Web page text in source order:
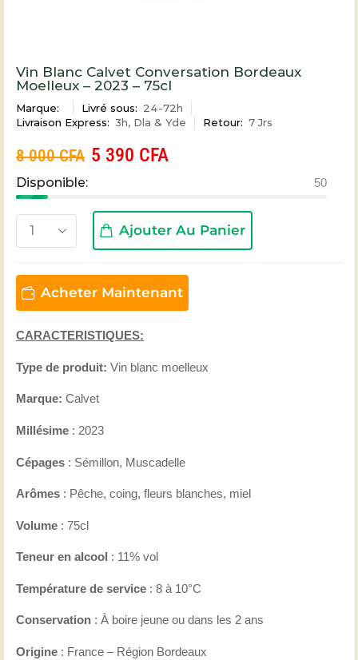
Vin Blanc Calvet Conversation Bordeaux
Moelleux – 2023 – 75cl
Marque: Livré sous: 24-72h
Livraison Express: 3h, Dla & Yde Retour: 7 Jrs
8 000CFA 5 390 CFA
Disponible: 50
Ajouter Au Panier
Acheter Maintenant
CARACTERISTIQUES:
Type de produit: Vin blanc moelleux
Marque: Calvet
Millésime : 2023
Cépages : Sémillon, Muscadelle
Arômes : Pêche, coing, fleurs blanches, miel
Volume : 75cl
Teneur en alcool : 11% vol
Température de service : 8 à 10°C
Conservation : À boire jeune ou dans les 2 ans
Origine : France – Région Bordeaux